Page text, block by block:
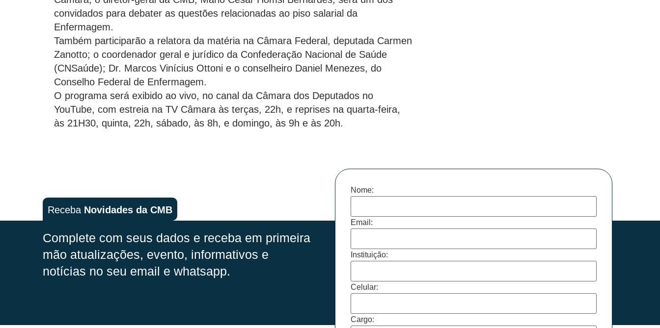
convidados para debater as questões relacionadas ao piso salarial da
Enfermagem.
Também participarão a relatora da matéria na Câmara Federal, deputada Carmen
Zanotto; o coordenador geral e jurídico da Confederação Nacional de Saúde
(CNSaúde); Dr. Marcos Vinícius Ottoni e o conselheiro Daniel Menezes, do
Conselho Federal de Enfermagem.
O programa será exibido ao vivo, no canal da Câmara dos Deputados no
YouTube, com estreia na TV Câmara às terças, 22h, e reprises na quarta-feira,
às 21H30, quinta, 22h, sábado, às 8h, e domingo, às 9h e às 20h.
Receba Novidades da CMB
Complete com seus dados e receba em primeira
mão atualizações, evento, informativos e
notícias no seu email e whatsapp.
Nome:
Email:
Instituição:
Celular:
Cargo: